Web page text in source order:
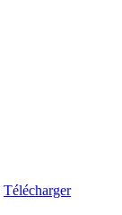
Télécharger